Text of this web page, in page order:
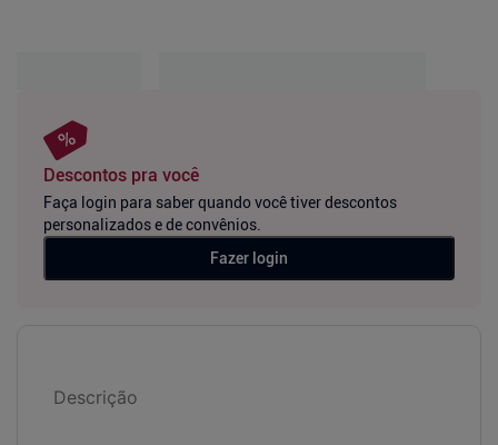
Descontos pra você
Faça login para saber quando você tiver descontos
personalizados e de convênios.
Fazer login
Descrição